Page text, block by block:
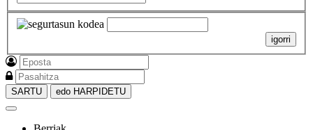
igorri
SARTU edo HARPIDETU